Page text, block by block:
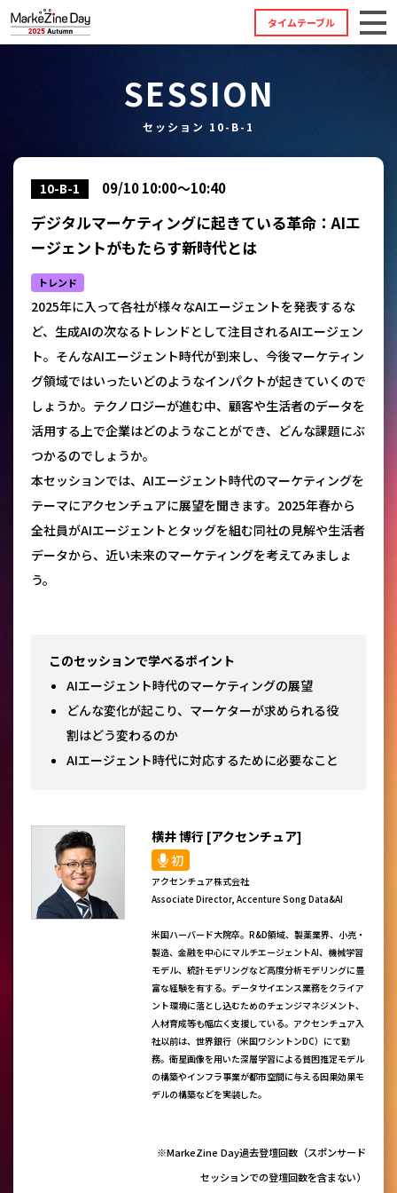
タイムテーブル
SESSION
セッション 10-B-1
10-B-1 09/10 10:00～10:40
デジタルマーケティングに起きている革命：AIエ
ージェントがもたらす新時代とは
トレンド
2025年に入って各社が様々なAIエージェントを発表するな
ど、生成AIの次なるトレンドとして注目されるAIエージェン
ト。そんなAIエージェント時代が到来し、今後マーケティン
グ領域ではいったいどのようなインパクトが起きていくので
しょうか。テクノロジーが進む中、顧客や生活者のデータを
活用する上で企業はどのようなことができ、どんな課題にぶ
つかるのでしょうか。
本セッションでは、AIエージェント時代のマーケティングを
テーマにアクセンチュアに展望を聞きます。2025年春から
全社員がAIエージェントとタッグを組む同社の見解や生活者
データから、近い未来のマーケティングを考えてみましょ
う。
このセッションで学べるポイント
AIエージェント時代のマーケティングの展望
どんな変化が起こり、マーケターが求められる役
割はどう変わるのか
AIエージェント時代に対応するために必要なこと
横井 博行 [アクセンチュア]
初
アクセンチュア株式会社
Associate Director, Accenture Song Data&AI
米国ハーバード大院卒。R&D領域、製薬業界、小売・
製造、金融を中心にマルチエージェントAI、機械学習
モデル、統計モデリングなど高度分析モデリングに豊
富な経験を有する。データサイエンス業務をクライア
ント環境に落とし込むためのチェンジマネジメント、
人材育成等も幅広く支援している。アクセンチュア入
社以前は、世界銀行（米国ワシントンDC）にて勤
務。衛星画像を用いた深層学習による貧困推定モデル
の構築やインフラ事業が都市空間に与える因果効果モ
デルの構築などを実装した。
※MarkeZine Day過去登壇回数（スポンサード
セッションでの登壇回数を含まない）